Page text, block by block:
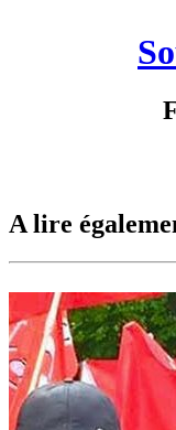
A lire